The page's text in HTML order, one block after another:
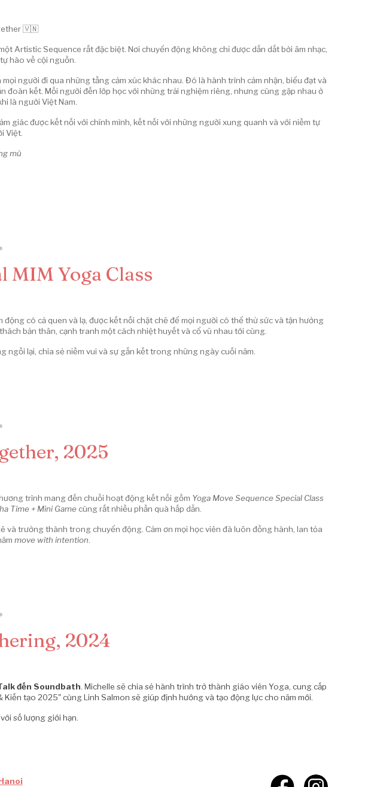
🇻🇳
Artistic Sequence rất đặc biệt. Nơi chuyển động không chỉ được dẫn dắt bởi âm nhạc,
hào về cội nguồn.
người đi qua những tầng cảm xúc khác nhau. Đó là hành trình cảm nhận, biểu đạt và
đoàn kết. Mỗi người đến lớp học với những trải nghiệm riêng, nhưng cùng gặp nhau ở
là người Việt Nam.
giác được kết nối với chính mình, kết nối với những người xung quanh và với niềm tự
Việt.
mù
MIM Yoga Class
có cả quen và lạ, được kết nối chặt chẽ để mọi người có thể thử sức và tận hưởng
bản thân, cạnh tranh một cách nhiệt huyết và cổ vũ nhau tới cùng.
lại, chia sẻ niềm vui và sự gắn kết trong những ngày cuối năm.
2025
trình mang đến chuỗi hoạt động kết nối gồm Yoga Move Sequence Special Class
Time + Mini Gamecùng rất nhiều phần quà hấp dẫn
và trưởng thành trong chuyển động. Cảm ơn mọi học viên đã luôn đồng hành, lan tỏa
move with intention
2024
đến Soundbath. Michelle sẽ chia sẻ hành trình trở thành giáo viên Yoga, cung cấp
tạo 2025" cùng Linh Salmon sẽ giúp định hướng và tạo động lực cho năm mới.
số lượng giới hạn.